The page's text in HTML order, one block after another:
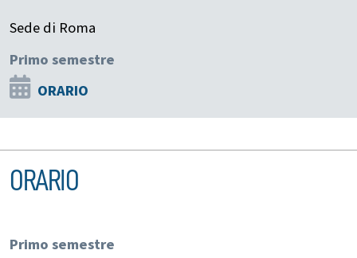
Sede di Roma
Primo semestre
ORARIO
ORARIO
Primo semestre